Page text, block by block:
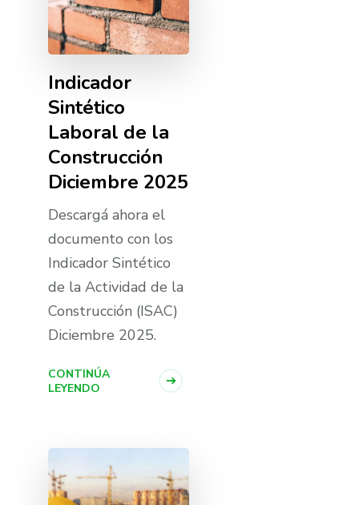
Indicador
Sintético
Laboral de la
Construcción
Diciembre 2025
Descargá ahora el
documento con los
Indicador Sintético
de la Actividad de la
Construcción (ISAC)
Diciembre 2025.
CONTINÚA
LEYENDO